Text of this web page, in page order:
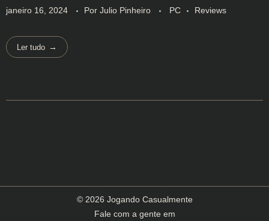
janeiro 16, 2024 Por Julio Pinheiro PC Reviews
Ler tudo
© 2026 Jogando Casualmente
Fale com a gente em